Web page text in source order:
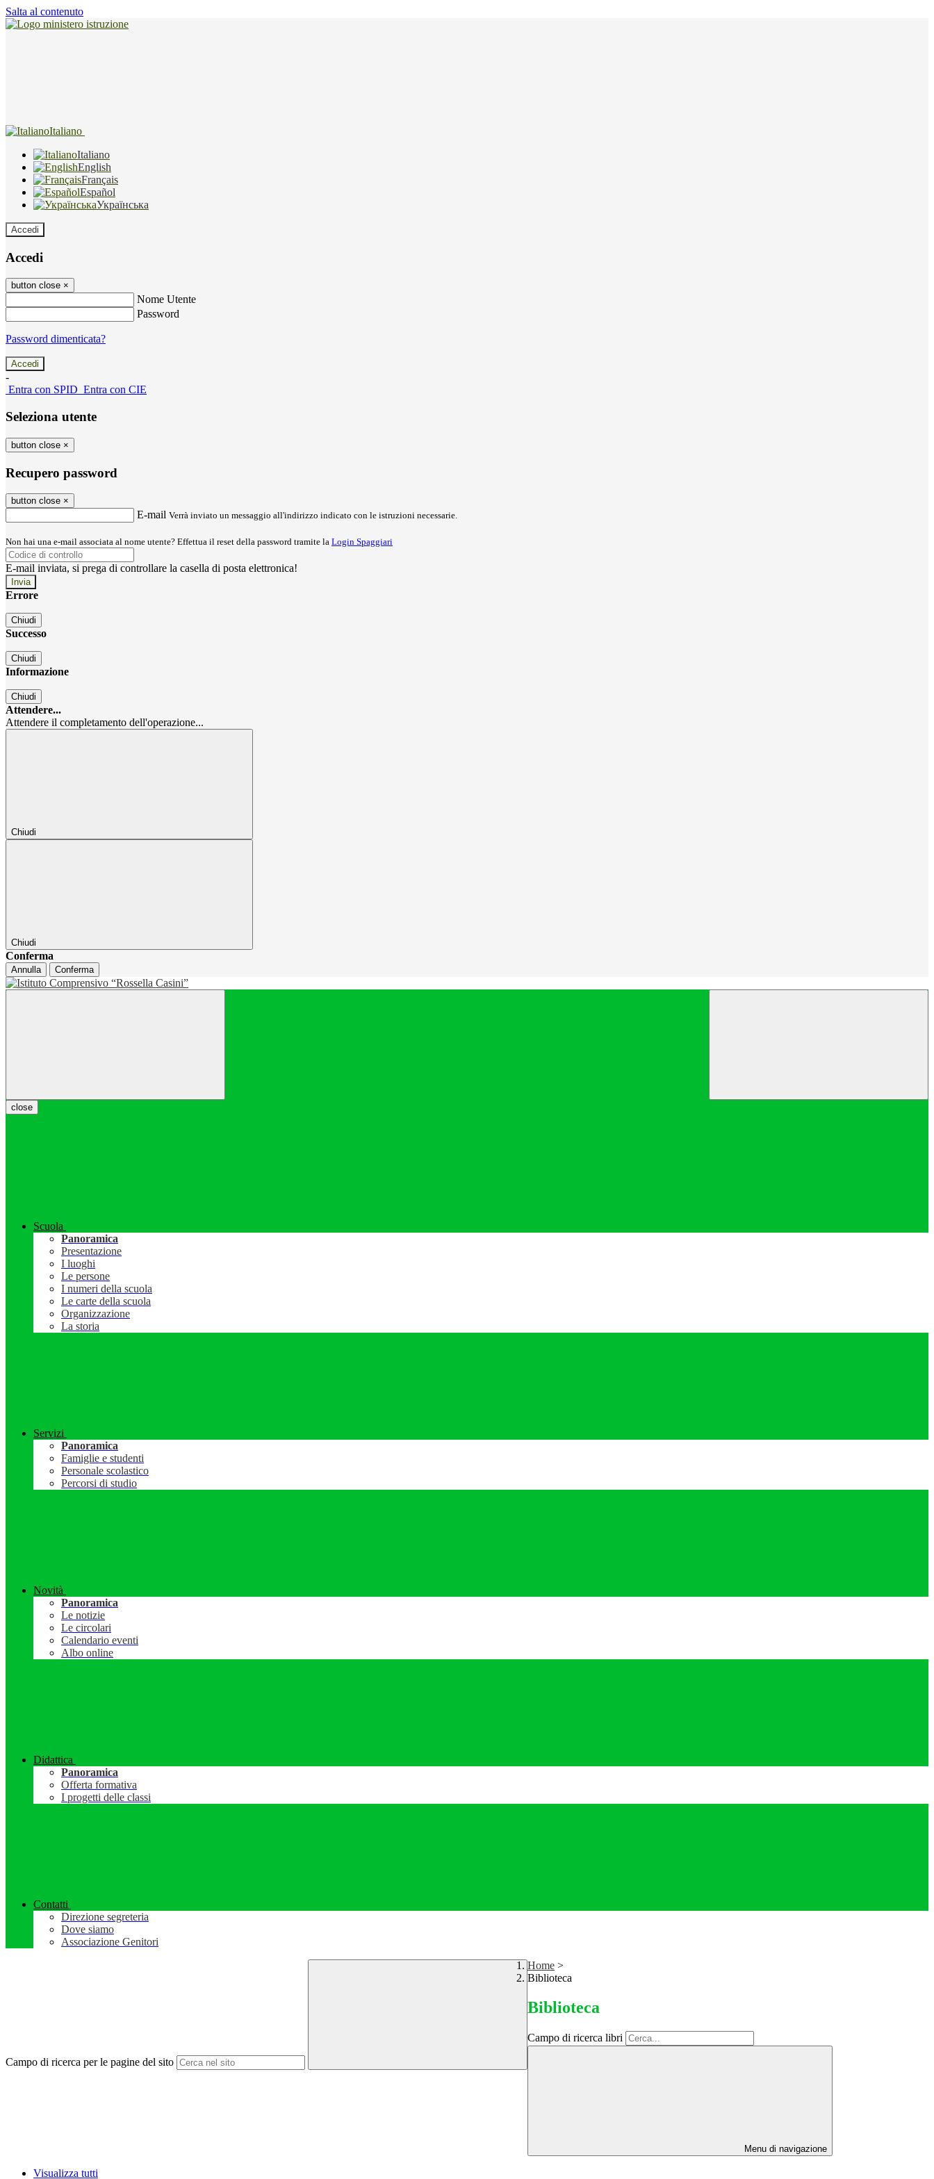
Salta al contenuto
Italiano
Italiano
English
Français
Español
Українська
Accedi
Accedi
button close ×
Nome Utente
Password
Password dimenticata?
-
Entra con SPID Entra con CIE
Seleziona utente
button close ×
Recupero password
button close ×
E-mail Verrà inviato un messaggio all'indirizzo indicato con le istruzioni necessarie.
Non hai una e-mail associata al nome utente? Effettua il reset della password tramite la Login Spaggiari
E-mail inviata, si prega di controllare la casella di posta elettronica!
Errore
Chiudi
Successo
Chiudi
Informazione
Chiudi
Attendere...
Attendere il completamento dell'operazione...
Chiudi
Chiudi
Conferma
Annulla Conferma
close
Scuola
Panoramica
Presentazione
I luoghi
Le persone
I numeri della scuola
Le carte della scuola
Organizzazione
La storia
Servizi
Panoramica
Famiglie e studenti
Personale scolastico
Percorsi di studio
Novità
Panoramica
Le notizie
Le circolari
Calendario eventi
Albo online
Didattica
Panoramica
Offerta formativa
I progetti delle classi
Contatti
Direzione segreteria
Dove siamo
Associazione Genitori
Campo di ricerca per le pagine del sito
Home >
Biblioteca
Biblioteca
Campo di ricerca libri
Menu di navigazione
Visualizza tutti